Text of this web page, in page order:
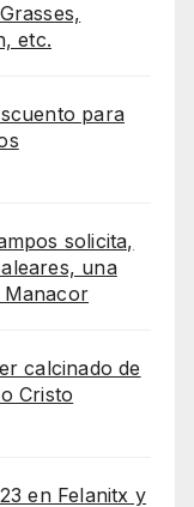
etc.
para
solicita,
una
Manacor
calcinado de
Cristo
en Felanitx y